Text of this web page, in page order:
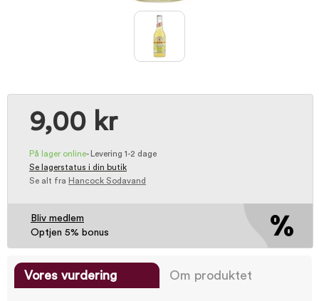
9,00 kr
På lager online-
Levering 1-2 dage
Se lagerstatus i din butik
Se alt fra Hancock Sodavand
Bliv medlem
Optjen 5% bonus
Vores vurdering Om produktet